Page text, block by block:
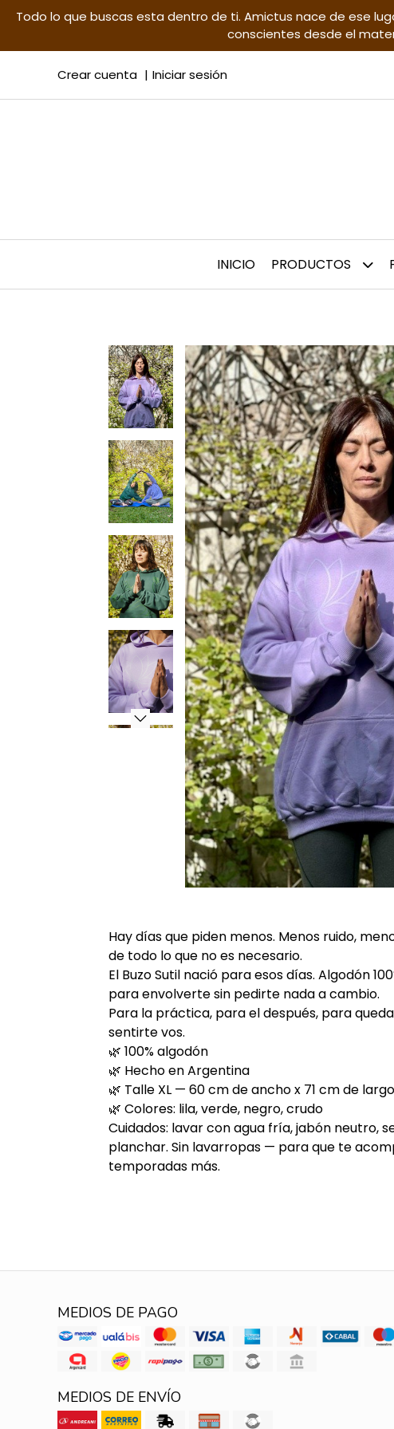
Todo lo que buscas esta dentro de ti. Amictus nace de ese
conscientes desde el
Crear cuenta Iniciar sesión
INICIO PRODUCTOS
Hay días que piden menos. Menos ruido,
de todo lo que no es necesario.
El Buzo Sutil nació para esos días. Algodón
para envolverte sin pedirte nada a cambio.
Para la práctica, para el después, para
sentirte vos.
🌿 100% algodón
🌿 Hecho en Argentina
🌿 Talle XL — 60 cm de ancho x 71 cm de largo
🌿 Colores: lila, verde, negro, crudo
Cuidados: lavar con agua fría, jabón neutro,
planchar. Sin lavarropas — para que te
temporadas más.
MEDIOS DE PAGO
MEDIOS DE ENVÍO